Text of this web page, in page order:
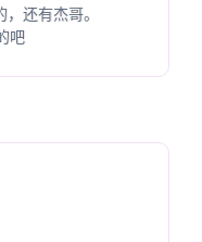
，还有杰哥。
吧